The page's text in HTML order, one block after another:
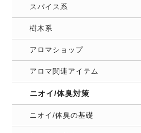
スパイス系
樹木系
アロマショップ
アロマ関連アイテム
ニオイ/体臭対策
ニオイ/体臭の基礎